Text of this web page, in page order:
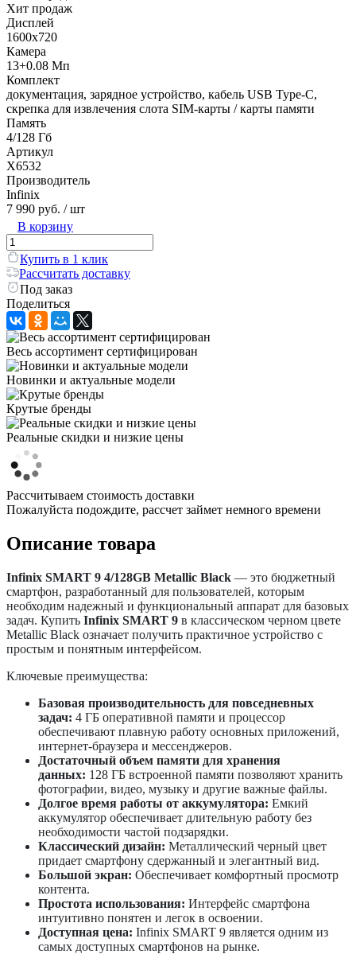
Хит продаж
Дисплей
1600х720
Камера
13+0.08 Мп
Комплект
документация, зарядное устройство, кабель USB Type-C,
скрепка для извлечения слота SIM-карты / карты памяти
Память
4/128 Гб
Артикул
X6532
Производитель
Infinix
7 990 руб. / шт
В корзину
Купить в 1 клик
Рассчитать доставку
Под заказ
Поделиться
Весь ассортимент сертифицирован
Новинки и актуальные модели
Крутые бренды
Реальные скидки и низкие цены
Рассчитываем стоимость доставки
Пожалуйста подождите, рассчет займет немного времени
Описание товара
Infinix SMART 9 4/128GB Metallic Black — это бюджетный
смартфон, разработанный для пользователей, которым
необходим надежный и функциональный аппарат для базовых
задач. Купить Infinix SMART 9 в классическом черном цвете
Metallic Black означает получить практичное устройство с
простым и понятным интерфейсом.
Ключевые преимущества:
Базовая производительность для повседневных
задач: 4 ГБ оперативной памяти и процессор
обеспечивают плавную работу основных приложений,
интернет-браузера и мессенджеров.
Достаточный объем памяти для хранения
данных: 128 ГБ встроенной памяти позволяют хранить
фотографии, видео, музыку и другие важные файлы.
Долгое время работы от аккумулятора: Емкий
аккумулятор обеспечивает длительную работу без
необходимости частой подзарядки.
Классический дизайн: Металлический черный цвет
придает смартфону сдержанный и элегантный вид.
Большой экран: Обеспечивает комфортный просмотр
контента.
Простота использования: Интерфейс смартфона
интуитивно понятен и легок в освоении.
Доступная цена: Infinix SMART 9 является одним из
самых доступных смартфонов на рынке.